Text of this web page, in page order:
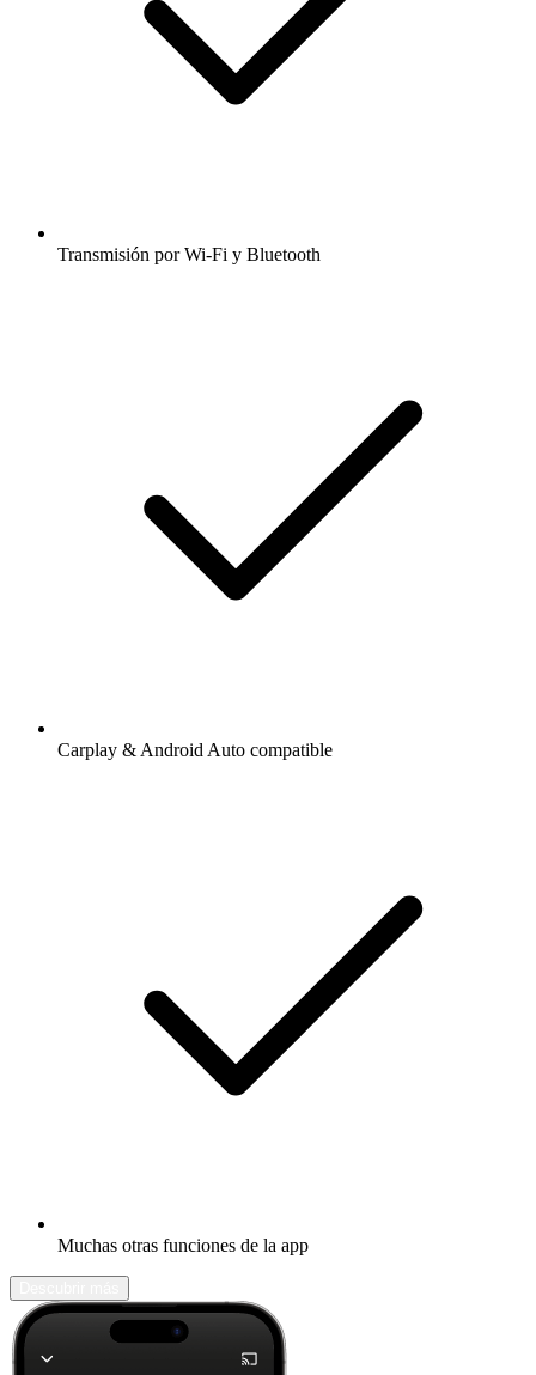
Transmisión por Wi-Fi y Bluetooth
Carplay & Android Auto compatible
Muchas otras funciones de la app